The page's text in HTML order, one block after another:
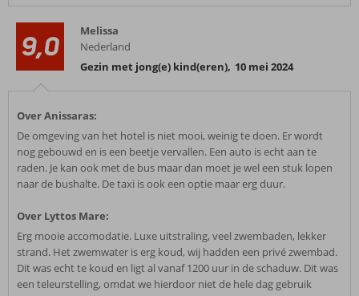
9,0
Melissa
Nederland
Gezin met jong(e) kind(eren), 10 mei 2024
Over Anissaras:
De omgeving van het hotel is niet mooi, weinig te doen. Er wordt
nog gebouwd en is een beetje vervallen. Een auto is echt aan te
raden. Je kan ook met de bus maar dan moet je wel een stuk lopen
naar de bushalte. De taxi is ook een optie maar erg duur.
Over Lyttos Mare:
Erg mooie accomodatie. Luxe uitstraling, veel zwembaden, lekker
strand. Het zwemwater is erg koud, wij hadden een privé zwembad.
Dit was echt te koud en ligt al vanaf 1200 uur in de schaduw. Dit was
een teleurstelling, omdat we hierdoor niet de hele dag gebruik